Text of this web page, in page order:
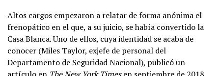
Altos cargos empezaron a relatar de forma anónima el
frenopático en el que, a su juicio, se había convertido la
Casa Blanca. Uno de ellos, cuya identidad se acaba de
conocer (Miles Taylor, exjefe de personal del
Departamento de Seguridad Nacional), publicó un